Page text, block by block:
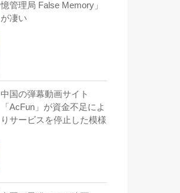
憶管理局 False Memory」
が凄い
中国の弾幕動画サイト
「AcFun」が資金不足によ
りサービスを停止した模様